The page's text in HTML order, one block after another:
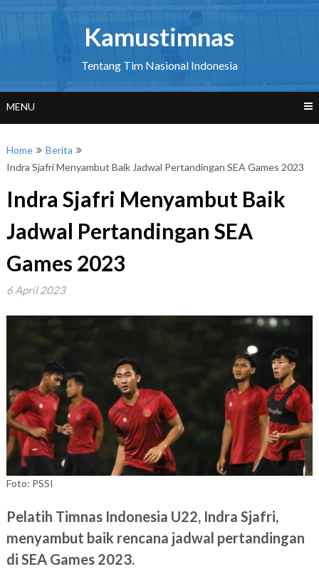
Kamustimnas
Tentang Tim Nasional Indonesia
MENU
Home
Berita
Indra Sjafri Menyambut Baik Jadwal Pertandingan SEA Games 2023
Indra Sjafri Menyambut Baik
Jadwal Pertandingan SEA
Games 2023
6 April 2023
Foto: PSSI
Pelatih Timnas Indonesia U22, Indra Sjafri,
menyambut baik rencana jadwal pertandingan
di SEA Games 2023.